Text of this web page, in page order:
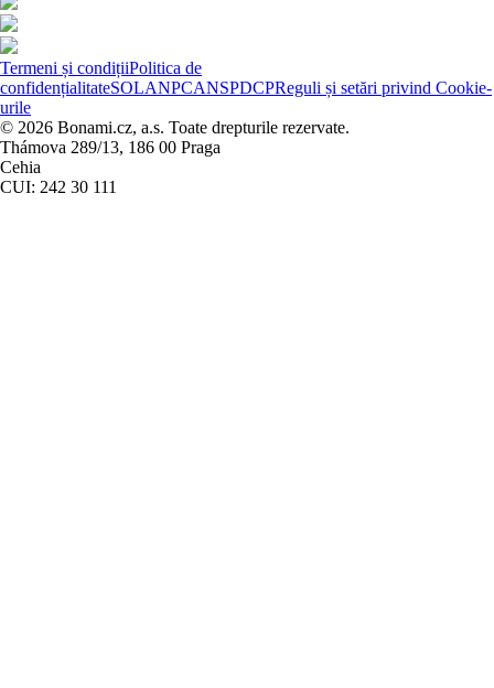
Termeni și condițiiPolitica de
confidențialitateSOLANPCANSPDCPReguli și setări privind Cookie-
urile
© 2026 Bonami.cz, a.s. Toate drepturile rezervate.
Thámova 289/13, 186 00 Praga
Cehia
CUI: 242 30 111